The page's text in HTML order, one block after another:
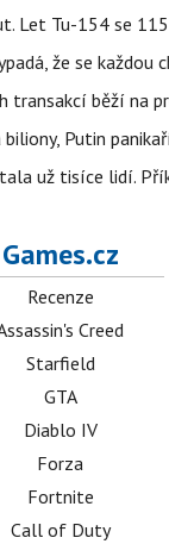
Let Tu-154 se
že se
transakcí běží na
Putin
už tisíce lidí.
Games.cz
Recenze
Creed
Starfield
GTA
Diablo IV
Forza
Fortnite
Call of Duty